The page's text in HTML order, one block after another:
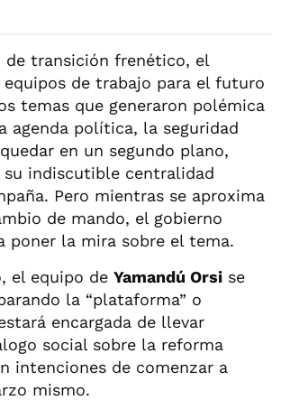
de transición frenético, el
equipos de trabajo para el futuro
temas que generaron polémica
agenda política, la seguridad
en un segundo plano,
su indiscutible centralidad
Pero mientras se aproxima
de mando, el gobierno
poner la mira sobre el tema.
el equipo de Yamandú Orsi se
la “plataforma” o
encargada de llevar
social sobre la reforma
intenciones de comenzar a
mismo.